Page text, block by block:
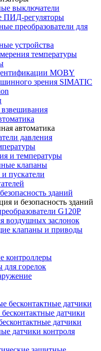
выключатели
ПИД-регуляторы
преобразователи для
устройства
температуры
MOBY
зрения SIMATIC
автоматика
давления
и температуры
клапаны
пускатели
зданий
и безопасность зданий
G120P
воздушных заслонок
клапаны и приводы
контроллеры
горелок
бесконтактные датчики
датчики
датчики
датчики контроля